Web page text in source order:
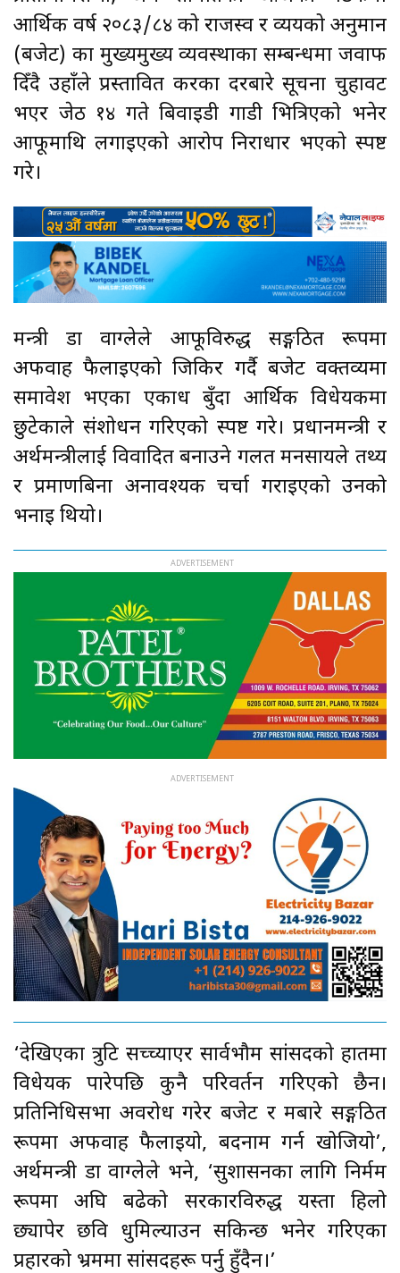
आर्थिक वर्ष २०८३/८४ को राजस्व र व्ययको अनुमान
(बजेट) का मुख्यमुख्य व्यवस्थाका सम्बन्धमा जवाफ
दिँदै उहाँले प्रस्तावित करका दरबारे सूचना चुहावट
भएर जेठ १४ गते बिवाइडी गाडी भित्रिएको भनेर
आफूमाथि लगाइएको आरोप निराधार भएको स्पष्ट
गरे।
मन्त्री डा वाग्लेले आफूविरुद्ध सङ्गठित रूपमा
अफवाह फैलाइएको जिकिर गर्दै बजेट वक्तव्यमा
समावेश भएका एकाध बुँदा आर्थिक विधेयकमा
छुटेकाले संशोधन गरिएको स्पष्ट गरे। प्रधानमन्त्री र
अर्थमन्त्रीलाई विवादित बनाउने गलत मनसायले तथ्य
र प्रमाणबिना अनावश्यक चर्चा गराइएको उनको
भनाइ थियो।
‘देखिएका त्रुटि सच्च्याएर सार्वभौम सांसदको हातमा
विधेयक पारेपछि कुनै परिवर्तन गरिएको छैन।
प्रतिनिधिसभा अवरोध गरेर बजेट र मबारे सङ्गठित
रूपमा अफवाह फैलाइयो, बदनाम गर्न खोजियो’,
अर्थमन्त्री डा वाग्लेले भने, ‘सुशासनका लागि निर्मम
रूपमा अघि बढेको सरकारविरुद्ध यस्ता हिलो
छ्यापेर छवि धुमिल्याउन सकिन्छ भनेर गरिएका
प्रहारको भ्रममा सांसदहरू पर्नु हुँदैन।’